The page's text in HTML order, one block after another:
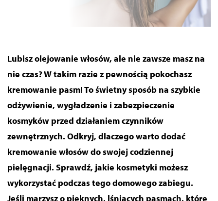
Lubisz olejowanie włosów, ale nie zawsze masz na
nie czas? W takim razie z pewnością pokochasz
kremowanie pasm! To świetny sposób na szybkie
odżywienie, wygładzenie i zabezpieczenie
kosmyków przed działaniem czynników
zewnętrznych. Odkryj, dlaczego warto dodać
kremowanie włosów do swojej codziennej
pielęgnacji. Sprawdź, jakie kosmetyki możesz
wykorzystać podczas tego domowego zabiegu.
Jeśli marzysz o pięknych, lśniących pasmach, które